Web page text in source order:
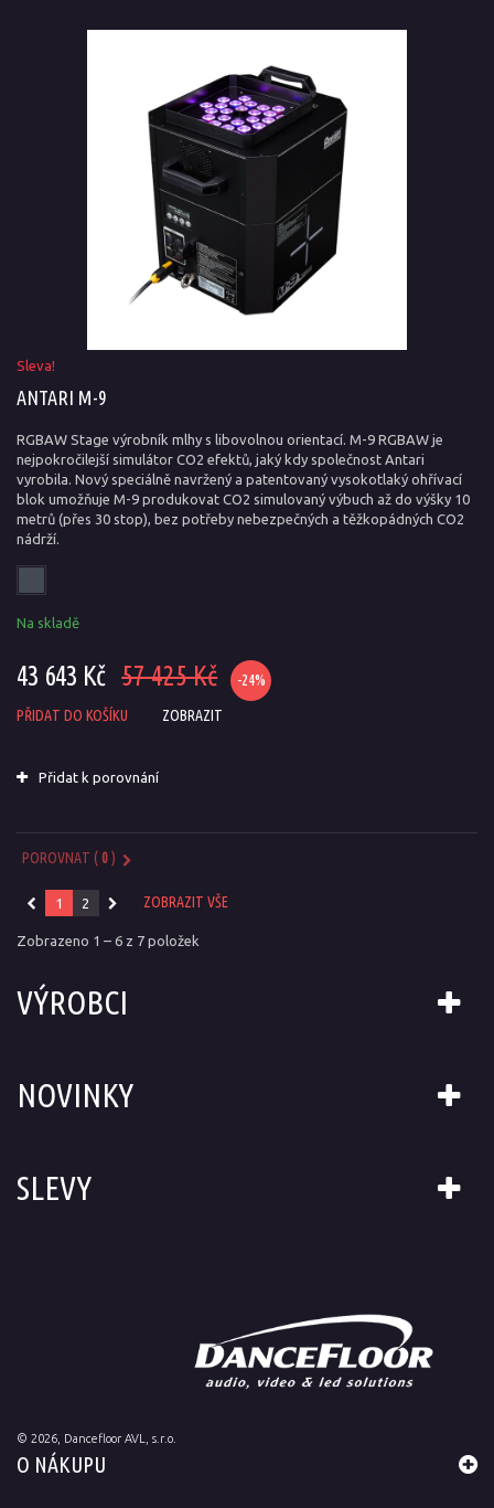
Sleva!
ANTARI M-9
RGBAW Stage výrobník mlhy s libovolnou orientací. M-9 RGBAW je
nejpokročilejší simulátor CO2 efektů, jaký kdy společnost Antari
vyrobila. Nový speciálně navržený a patentovaný vysokotlaký ohřívací
blok umožňuje M-9 produkovat CO2 simulovaný výbuch až do výšky 10
metrů (přes 30 stop), bez potřeby nebezpečných a těžkopádných CO2
nádrží.
Na skladě
43 643 Kč 57 425 Kč -24%
PŘIDAT DO KOŠÍKU ZOBRAZIT
Přidat k porovnání
POROVNAT (0)
ZOBRAZIT VŠE
1 2
Zobrazeno 1 – 6 z 7 položek
VÝROBCI
NOVINKY
SLEVY
© 2026 , Dancefloor AVL, s.r.o.
O NÁKUPU